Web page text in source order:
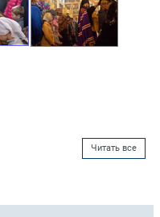
Читать все